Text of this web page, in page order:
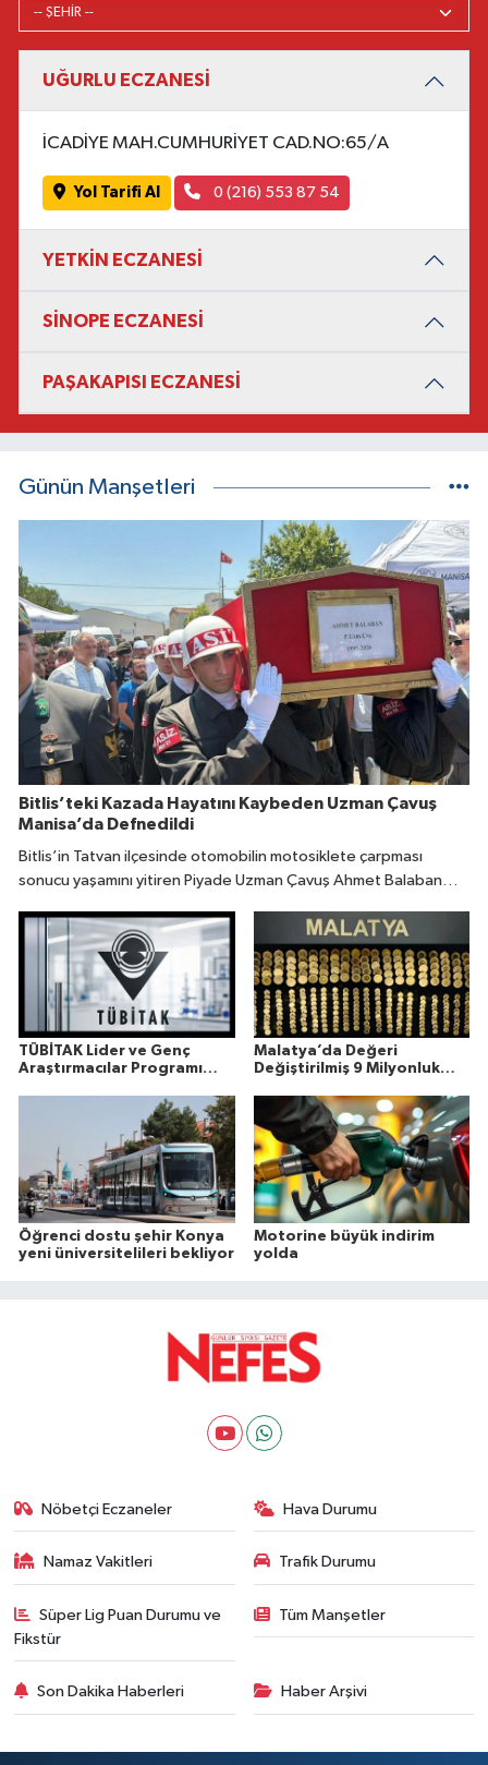
UĞURLU ECZANESİ
İCADİYE MAH.CUMHURİYET CAD.NO:65/A
Yol Tarifi Al 0 (216) 553 87 54
YETKİN ECZANESİ
SİNOPE ECZANESİ
PAŞAKAPISI ECZANESİ
Günün Manşetleri
Bitlis’teki Kazada Hayatını Kaybeden Uzman Çavuş
Manisa’da Defnedildi
Bitlis’in Tatvan ilçesinde otomobilin motosiklete çarpması
sonucu yaşamını yitiren Piyade Uzman Çavuş Ahmet Balaban
TÜBİTAK Lider ve Genç
Araştırmacılar Programı
Malatya’da Değeri
Değiştirilmiş 9 Milyonluk
Öğrenci dostu şehir Konya
yeni üniversitelileri bekliyor
Motorine büyük indirim
yolda
Nöbetçi Eczaneler Hava Durumu
Namaz Vakitleri Trafik Durumu
Süper Lig Puan Durumu ve
Fikstür
Tüm Manşetler
Son Dakika Haberleri Haber Arşivi